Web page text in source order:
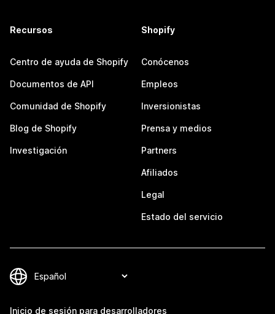
Recursos
Centro de ayuda de Shopify
Documentos de API
Comunidad de Shopify
Blog de Shopify
Investigación
Shopify
Conócenos
Empleos
Inversionistas
Prensa y medios
Partners
Afiliados
Legal
Estado del servicio
Inicio de sesión para desarrolladores